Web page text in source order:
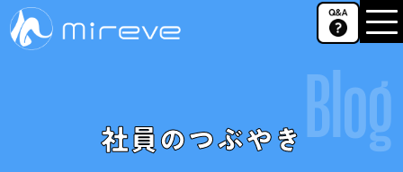
Blog
社員のつぶやき